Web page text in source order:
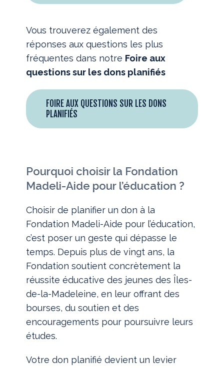
Vous trouverez également des
réponses aux questions les plus
fréquentes dans notre Foire aux
questions sur les dons planifiés
FOIRE AUX QUESTIONS SUR LES DONS
PLANIFIÉS
Pourquoi choisir la Fondation
Madeli-Aide pour l’éducation ?
Choisir de planifier un don à la
Fondation Madeli-Aide pour l’éducation,
c’est poser un geste qui dépasse le
temps. Depuis plus de vingt ans, la
Fondation soutient concrètement la
réussite éducative des jeunes des Îles-
de-la-Madeleine, en leur offrant des
bourses, du soutien et des
encouragements pour poursuivre leurs
études.
Votre don planifié devient un levier